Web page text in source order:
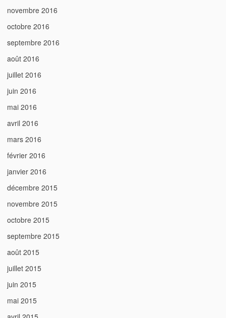
novembre 2016
octobre 2016
septembre 2016
août 2016
juillet 2016
juin 2016
mai 2016
avril 2016
mars 2016
février 2016
janvier 2016
décembre 2015
novembre 2015
octobre 2015
septembre 2015
août 2015
juillet 2015
juin 2015
mai 2015